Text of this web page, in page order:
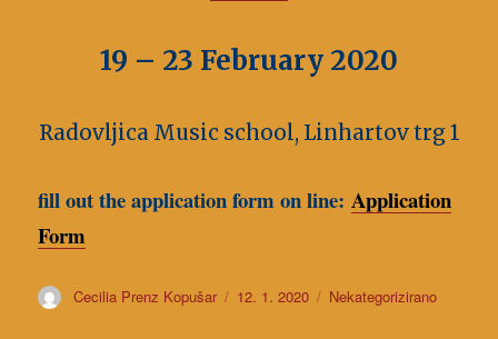
19 – 23 February 2020
Radovljica Music school, Linhartov trg 1
fill out the application form on line:Application
Form
Avtor
Cecilia Prenz Kopušar
Objavljeno
12. 1. 2020 Kategorije
Nekategorizirano